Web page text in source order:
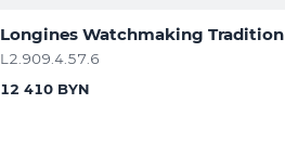
Longines Watchmaking Tradition
L2.909.4.57.6
12 410 BYN